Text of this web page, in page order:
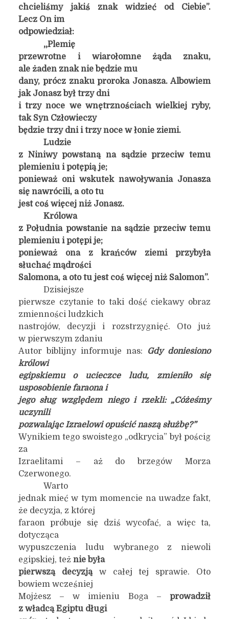
chcieliśmy jakiś znak widzieć od Ciebie”.
Lecz On im
odpowiedział:
„Plemię
przewrotne i wiarołomne żąda znaku,
ale żaden znak nie będzie mu
dany, prócz znaku proroka Jonasza. Albowiem
jak Jonasz był trzy dni
i trzy noce we wnętrznościach wielkiej ryby,
tak Syn Człowieczy
będzie trzy dni i trzy noce w łonie ziemi.
Ludzie
z Niniwy powstaną na sądzie przeciw temu
plemieniu i potępią je;
ponieważ oni wskutek nawoływania Jonasza
się nawrócili, a oto tu
jest coś więcej niż Jonasz.
Królowa
z Południa powstanie na sądzie przeciw temu
plemieniu i potępi je;
ponieważ ona z krańców ziemi przybyła
słuchać mądrości
Salomona, a oto tu jest coś więcej niż Salomon”.
Dzisiejsze
pierwsze czytanie to taki dość ciekawy obraz
zmienności ludzkich
nastrojów, decyzji i rozstrzygnięć. Oto już
w pierwszym zdaniu
Autor biblijny informuje nas:
Gdy doniesiono
królowi
egipskiemu o ucieczce ludu, zmieniło się
usposobienie faraona i
jego sług względem niego i rzekli: „Cóżeśmy
uczynili
pozwalając Izraelowi opuścić naszą służbę?”
Wynikiem tego swoistego „odkrycia” był pościg
za
Izraelitami – aż do brzegów Morza
Czerwonego.
Warto
jednak mieć w tym momencie na uwadze fakt,
że decyzja, z której
faraon próbuje się dziś wycofać, a więc ta,
dotycząca
wypuszczenia ludu wybranego z niewoli
egipskiej, też nie była
pierwszą decyzjąw całej tej sprawie. Oto
bowiem wcześniej
Mojżesz – w imieniu Boga –prowadził
z władcą Egiptu długi